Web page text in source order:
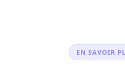
EN SAVOIR